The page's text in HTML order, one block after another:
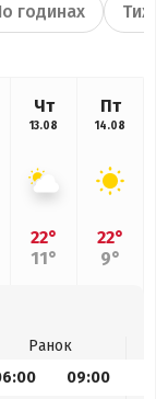
годинах
Чт
13.08
22°
11°
Пт
14.08
22°
9°
Ранок
09:00